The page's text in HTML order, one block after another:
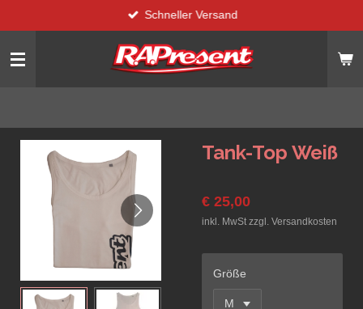
Hauptinhalt
springen
Schneller Versand
Tank-Top Weiß
€ 25,00
inkl. MwSt zzgl. Versandkosten
Größe